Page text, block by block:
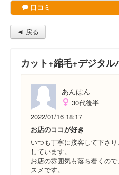
口コミ
◄ 戻る
カット+縮毛+デジタル
あんぱん
30代後半
2022/01/16 18:17
お店のココが好き
いつも丁寧に接客して下さ
しています。
お店の雰囲気も落ち着くの
スメです。